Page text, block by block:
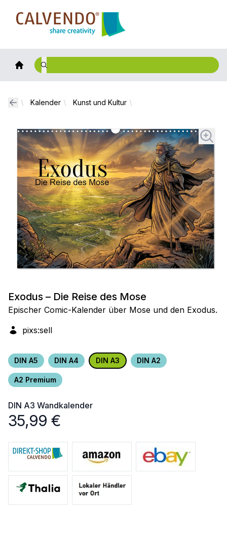
Calvendo
Kalender Kunst und Kultur
Exodus – Die Reise des Mose
Epischer Comic-Kalender über Mose und den Exodus.
pixs:sell
DIN A5 DIN A4 DIN A3 DIN A2
A2 Premium
DIN A3 Wandkalender
35,99 €